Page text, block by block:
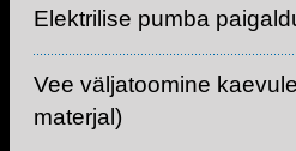
Elektrilise pumba
Vee väljatoomine
materjal)